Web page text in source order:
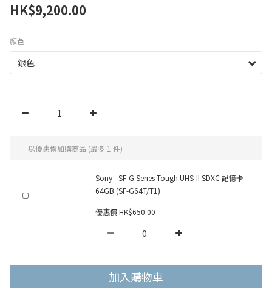
HK$9,200.00
顏色
以優惠價加購商品 (最多 1 件)
Sony - SF-G Series Tough UHS-II SDXC 記憶卡
64GB (SF-G64T/T1)
優惠價 HK$650.00
加入購物車